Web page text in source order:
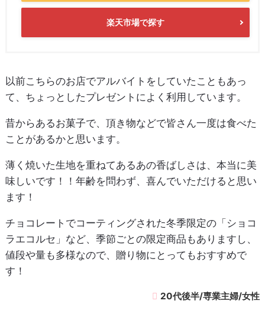
楽天市場で探す
以前こちらのお店でアルバイトをしていたこともあっ
て、ちょっとしたプレゼントによく利用しています。
昔からあるお菓子で、頂き物などで皆さん一度は食べた
ことがあるかと思います。
薄く焼いた生地を重ねてあるあの香ばしさは、本当に美
味しいです！！年齢を問わず、喜んでいただけると思い
ます！
チョコレートでコーティングされた冬季限定の「ショコ
ラエコルセ」など、季節ごとの限定商品もありますし、
値段や量も多様なので、贈り物にとってもおすすめで
す！
20代後半/専業主婦/女性